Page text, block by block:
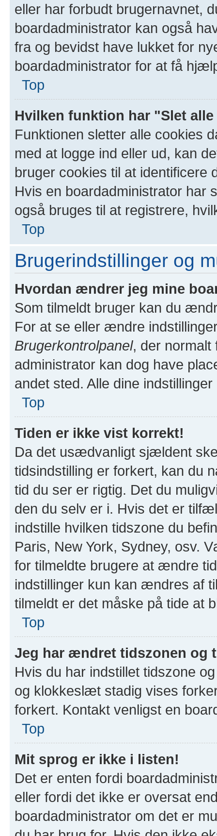
eller har forbudt brugernavnet,
boardadministrator kan også
fra og bevidst have lukket for
boardadministrator for at få
Top
Hvilken funktion har "Slet
Funktionen sletter alle cookies
med at logge ind eller ud, kan
bruger cookies til at identificere
Hvis en boardadministrator har
også bruges til at registrere,
Top
Brugerindstillinger og
Hvordan ændrer jeg mine
Som tilmeldt bruger kan du
For at se eller ændre
Brugerkontrolpanel, der normalt
administrator kan dog have
andet sted. Alle dine
Top
Tiden er ikke vist korrekt!
Da det usædvanligt sjældent
tidsindstilling er forkert, kan du
tid du ser er rigtig. Det du
den du selv er i. Hvis det er
indstille hvilken tidszone du
Paris, New York, Sydney, osv.
for tilmeldte brugere at ændre
indstillinger kun kan ændres af
tilmeldt er det måske på tide at
Top
Jeg har ændret tidszonen og
Hvis du har indstillet tidszone
og klokkeslæt stadig vises
forkert. Kontakt venligst en
Top
Mit sprog er ikke i listen!
Det er enten fordi
eller fordi det ikke er oversat
boardadministrator om det er